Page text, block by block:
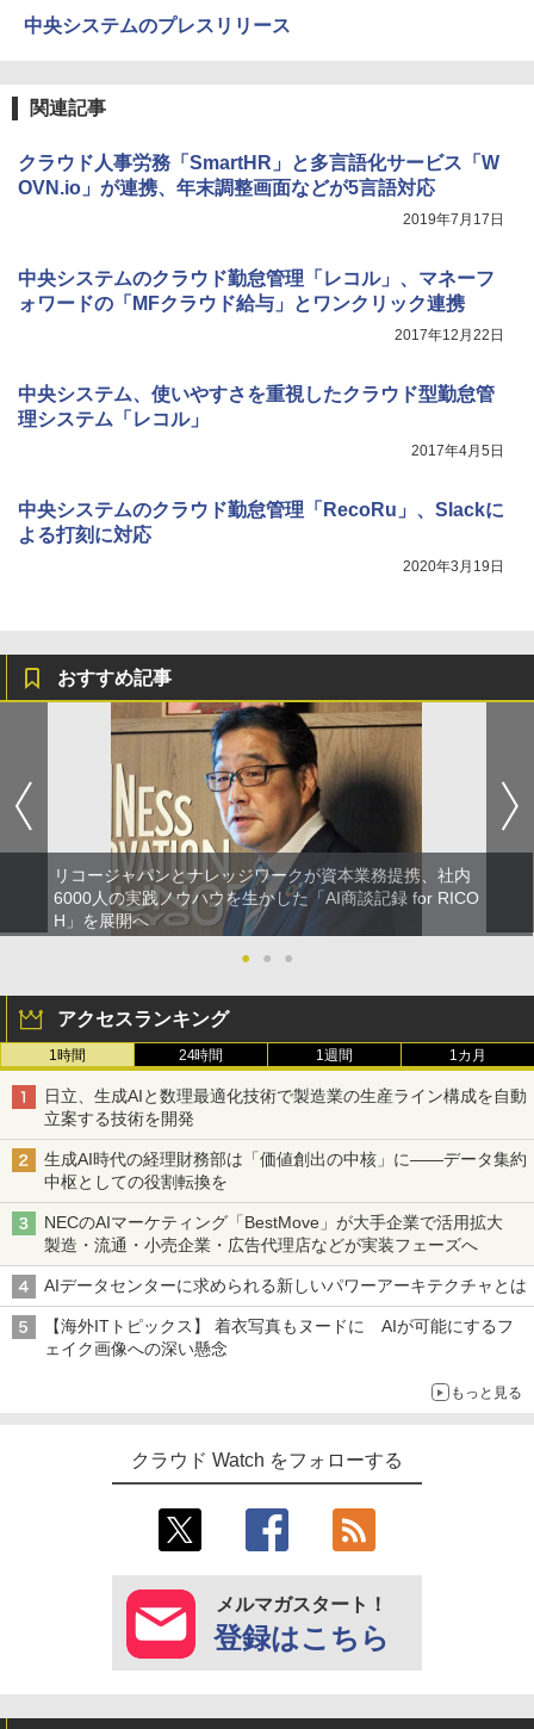
中央システムのプレスリリース
関連記事
クラウド人事労務「SmartHR」と多言語化サービス「W
OVN.io」が連携、年末調整画面などが5言語対応
2019年7月17日
中央システムのクラウド勤怠管理「レコル」、マネーフ
ォワードの「MFクラウド給与」とワンクリック連携
2017年12月22日
中央システム、使いやすさを重視したクラウド型勤怠管
理システム「レコル」
2017年4月5日
中央システムのクラウド勤怠管理「RecoRu」、Slackに
よる打刻に対応
2020年3月19日
おすすめ記事
リコージャパンとナレッジワークが資本業務提携、社内
6000人の実践ノウハウを生かした「AI商談記録 for RICO
H」を展開へ
●
● ●
アクセスランキング
1時間 24時間 1週間 1カ月
日立、生成AIと数理最適化技術で製造業の生産ライン構成を自動
立案する技術を開発
生成AI時代の経理財務部は「価値創出の中核」に――データ集約
中枢としての役割転換を
NECのAIマーケティング「BestMove」が大手企業で活用拡大
製造・流通・小売企業・広告代理店などが実装フェーズへ
AIデータセンターに求められる新しいパワーアーキテクチャとは
【海外ITトピックス】 着衣写真もヌードに AIが可能にするフ
ェイク画像への深い懸念
もっと見る
クラウド Watch をフォローする
メルマガスタート！
登録はこちら